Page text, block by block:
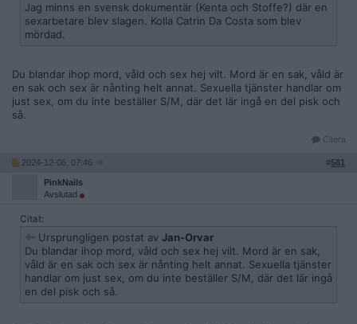
Jag minns en svensk dokumentär (Kenta och Stoffe?) där en
sexarbetare blev slagen. Kolla Catrin Da Costa som blev
mördad.
Du blandar ihop mord, våld och sex hej vilt. Mord är en sak, våld är
en sak och sex är nånting helt annat. Sexuella tjänster handlar om
just sex, om du inte beställer S/M, där det lär ingå en del pisk och
så.
Citera
2024-12-06, 07:46 #581
PinkNails
Avslutad
Citat:
Ursprungligen postat av Jan-Orvar
Du blandar ihop mord, våld och sex hej vilt. Mord är en sak,
våld är en sak och sex är nånting helt annat. Sexuella tjänster
handlar om just sex, om du inte beställer S/M, där det lär ingå
en del pisk och så.